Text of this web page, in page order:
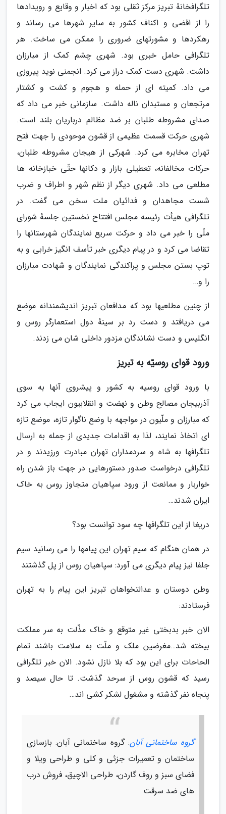
تلگرافخانهٔ تبریز مرکز ثقلی بود که اخبار و وقایع و رویدادها
را از اقضی و اکناف کشور به سایر شهرها می رساند و
رهکردها و مشورتهای ضروری را ممکن می ساخت. هر
تلگرافی حامل خبری بود. شهری چشم کمک از مبارزان
داشت. شهری دست کمک دراز می کرد. انجمنی نوید پیروزی
می داد. کمیته ای از حمله و هجوم و کشت و کشتار
مرتجعان و مستبدان ناله داشت. سازمانی خبر می داد که
صدای مشروطه طلبان بر ضد مظالم درباریان بلند است.
شهری حرکت قسمت عظیمی از قشون موحودی را جهت فتح
تهران مخابره می کرد. شهرکی از هیجان مشروطه طلبان،
حرکات مخالفانه، تعطیلی بازار و دکانها حتّی خبازخانه ها
مطلعی می داد. شهری دیگر از نظم شهر و اطراف و ضرب
شست مجاهدان و فدائیان ملت سخن می گفت. در
تلگرافی هیأت رئیسه مجلس افتتاح نخستین جلسهٔ شورای
ملّی را خبر می داد و حرکت سریع نمایندگان شهرستانها را
تقاضا می کرد و در پیام دیگری خبر تأسف انگیز خرابی و به
توپ بستن مجلس و پراکندگی نمایندگان و شهادت مبارزان
را و…
از چنین مطلعیها بود که مدافعان تبریز اندیشمندانه موضع
می دریافتد و دست رد بر سینهٔ دول استعمارگر روس و
انگلیس و دست نشاندگان مزدور داخلی شان می زدند.
ورود قوای روسیّه به تبریز
با ورود قوای روسیه به کشور و پیشروی آنها به سوی
آذربیجان مصالح وطن و نهضت و انقلابیون ایجاب می کرد
که مبارزان و ملّیون در مواجهه با وضع ناگوار تازه، موضع تازه
ای اتخاذ نمایند، لذا به اقدامات جدیدی از جمله به ارسال
تلگرافها به شاه و سردمداران تهران مبادرت ورزیدند و در
تلگرافی درخواست صدور دستورهایی در جهت باز شدن راه
خواربار و ممانعت از ورود سپاهیان متجاوز روس به خاک
ایران شدند…
دریغا از این تلگرافها چه سود توانست بود؟
در همان هنگام که سیم تهران این پیامها را می رسانید سیم
جلفا نیز پیام دیگری می آورد: سپاهیان روس از پل گذشتند
وطن دوستان و عدالتخواهان تبریز این پیام را به تهران
فرستادند:
الان خبر بدبختی غیر متوقع و خاک مذّلت به سر مملکت
بیخته شد…مغرضین ملک و ملّت به سلامت باشند تمام
الحاحات برای این بود که بلا نازل نشود. الان خبر تلگرافی
رسید که قشون روس از سرحد گذشت. تا حال سیصد و
پنجاه نفر گذشته و مشغول لشکر کشی اند…
گروه ساختمانی آبان: گروه ساختمانی آبان: بازسازی
ساختمان و تعمیرات جزئی و کلی و طراحی ویلا و
فضای سبز و روف گاردن، طراحی الاچیق، فروش درب
های ضد سرقت